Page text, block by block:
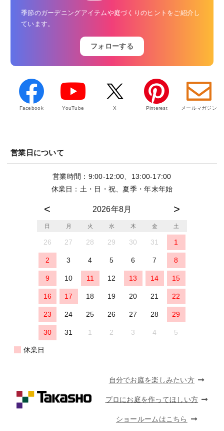
季節のガーデニングアイテムや庭づくりのヒントをご紹介し
ています。
フォローする
Facebook YouTube X Pinterest メールマガジン
営業日について
営業時間：9:00-12:00、13:00-17:00
休業日：土・日・祝、夏季・年末年始
2026年8月
日 月 火 水 木 金 土
26 27 28 29 30 31 1
2 3 4 5 6 7 8
9 10 11 12 13 14 15
16 17 18 19 20 21 22
23 24 25 26 27 28 29
30 31 1 2 3 4 5
休業日
自分でお庭を楽しみたい方
プロにお庭を作ってほしい方
ショールームはこちら